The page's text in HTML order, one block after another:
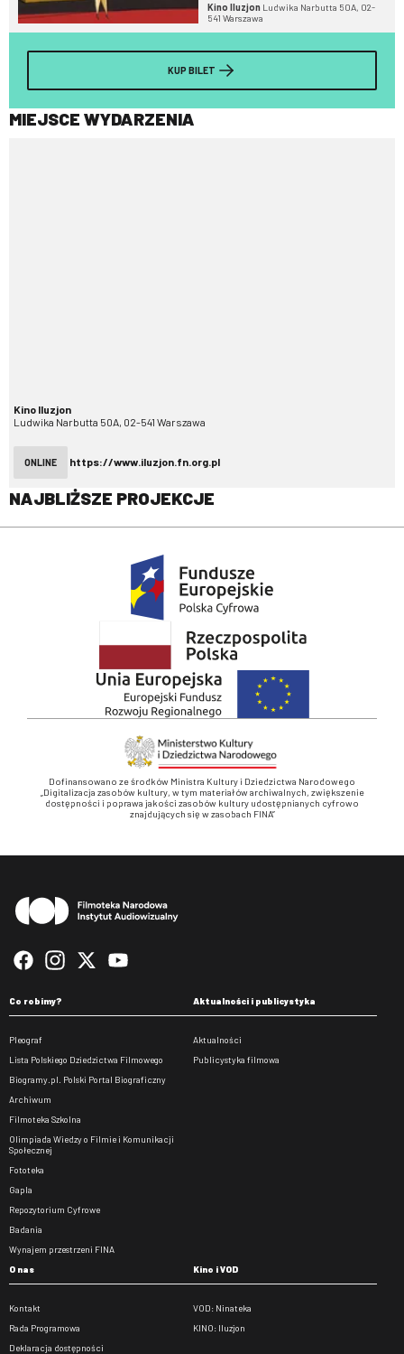
Kino Iluzjon Ludwika Narbutta 50A, 02-
541 Warszawa
KUP BILET
MIEJSCE WYDARZENIA
Kino Iluzjon
Ludwika Narbutta 50A, 02-541 Warszawa
ONLINE https://www.iluzjon.fn.org.pl
NAJBLIŻSZE PROJEKCJE
Dofinansowano ze środków Ministra Kultury i Dziedzictwa Narodowego
„Digitalizacja zasobów kultury, w tym materiałów archiwalnych, zwiększenie
dostępności i poprawa jakości zasobów kultury udostępnianych cyfrowo
znajdujących się w zasobach FINA”
Co robimy?
Pleograf
Lista Polskiego Dziedzictwa Filmowego
Biogramy.pl. Polski Portal Biograficzny
Archiwum
Filmoteka Szkolna
Olimpiada Wiedzy o Filmie i Komunikacji
Społecznej
Fototeka
Gapla
Repozytorium Cyfrowe
Badania
Wynajem przestrzeni FINA
Aktualności i publicystyka
Aktualności
Publicystyka filmowa
O nas
Kontakt
Rada Programowa
Deklaracja dostępności
Kino i VOD
VOD: Ninateka
KINO: Iluzjon